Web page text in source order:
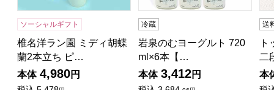
ソーシャルギフト
椎名洋ラン園 ミディ胡蝶
蘭2本立ち ピ…
本体 4,980円
冷蔵
岩泉のむヨーグルト 720
ml×6本【…
本体 3,412円
送
二
本